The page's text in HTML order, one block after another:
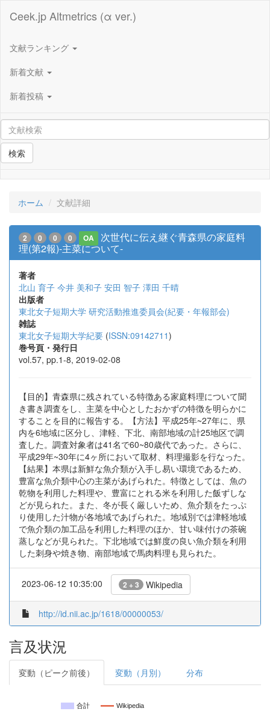
Ceek.jp Altmetrics (α ver.)
文献ランキング
新着文献
新着投稿
検索
ホーム 文献詳細
2 0 0 0 OA
次世代に伝え継ぐ青森県の家庭料
理(第2報)-主菜について-
著者
北山 育子 今井 美和子 安田 智子 澤田 千晴
出版者
東北女子短期大学 研究活動推進委員会(紀要・年報部会)
雑誌
東北女子短期大学紀要 (ISSN:09142711)
巻号頁・発行日
vol.57, pp.1-8, 2019-02-08
【目的】青森県に残されている特徴ある家庭料理について聞
き書き調査をし、主菜を中心としたおかずの特徴を明らかに
することを目的に報告する。【方法】平成25年~27年に、県
内を6地域に区分し、津軽、下北、南部地域の計25地区で調
査した。調査対象者は41名で60~80歳代であった。さらに、
平成29年~30年に4ヶ所において取材、料理撮影を行なった。
【結果】本県は新鮮な魚介類が入手し易い環境であるため、
豊富な魚介類中心の主菜があげられた。特徴としては、魚の
乾物を利用した料理や、豊富にとれる米を利用した飯ずしな
どが見られた。また、冬が長く厳しいため、魚介類をたっぷ
り使用した汁物が各地域であげられた。地域別では津軽地域
で魚介類の加工品を利用した料理のほか、甘い味付けの茶碗
蒸しなどが見られた。下北地域では鮮度の良い魚介類を利用
した刺身や焼き物、南部地域で馬肉料理も見られた。
2023-06-12 10:35:00 2 + 3 Wikipedia
http://id.nii.ac.jp/1618/00000053/
言及状況
変動（ピーク前後） 変動（月別） 分布
合計 Wikipedia